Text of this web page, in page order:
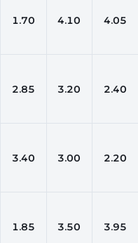
1.70 4.10 4.05
2.85 3.20 2.40
3.40 3.00 2.20
1.85 3.50 3.95